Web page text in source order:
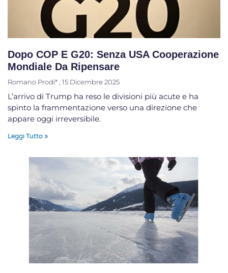
Dopo COP E G20: Senza USA Cooperazione
Mondiale Da Ripensare
Romano Prodi* 15 Dicembre 2025
L’arrivo di Trump ha reso le divisioni più acute e ha
spinto la frammentazione verso una direzione che
appare oggi irreversibile.
Leggi Tutto »